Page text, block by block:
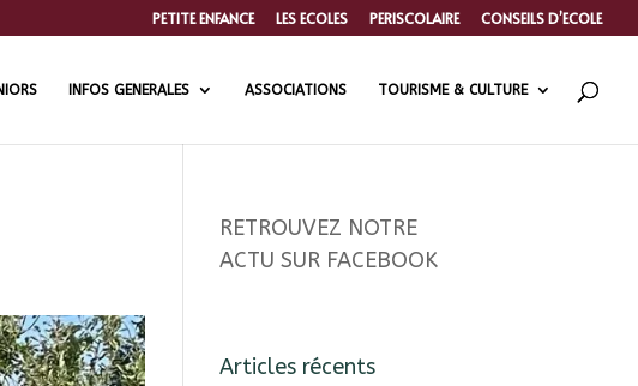
PETITE ENFANCE LES ECOLES PERISCOLAIRE CONSEILS D’ECOLE
INFOS GENERALES ASSOCIATIONS TOURISME & CULTURE
RETROUVEZ NOTRE
ACTU SUR FACEBOOK
Articles récents